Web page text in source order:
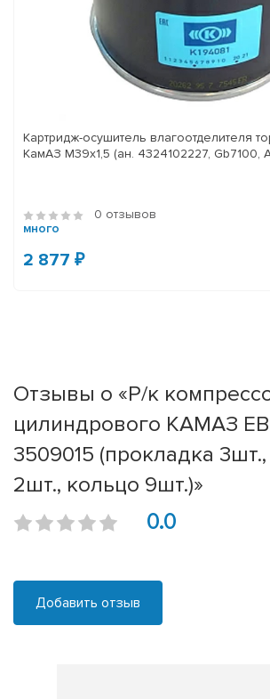
Картридж-осушитель влагоотделителя
КамАЗ M39x1,5 (ан. 4324102227, Gb7100,
0 отзывов
много
2 877 ₽
Отзывы о «Р/к
цилиндрового КАМАЗ
3509015 (прокладка
2шт., кольцо 9шт.)»
0.0
Добавить отзыв